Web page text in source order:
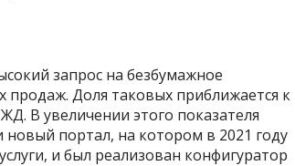
запрос на безбумажное
продаж. Доля таковых приближается к
В увеличении этого показателя
портал, на котором в 2021 году
и был реализован конфигуратор